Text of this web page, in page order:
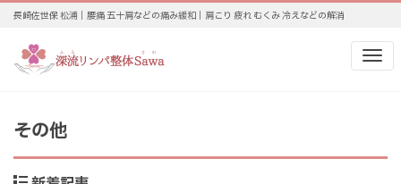
長崎佐世保 松浦｜腰痛 五十肩などの痛み緩和｜肩こり 疲れ むくみ 冷えなどの解消
その他